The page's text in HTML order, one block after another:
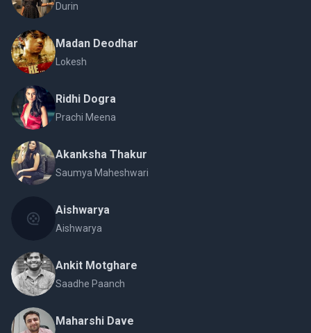
Durin
Madan Deodhar
Lokesh
Ridhi Dogra
Prachi Meena
Akanksha Thakur
Saumya Maheshwari
Aishwarya
Aishwarya
Ankit Motghare
Saadhe Paanch
Maharshi Dave